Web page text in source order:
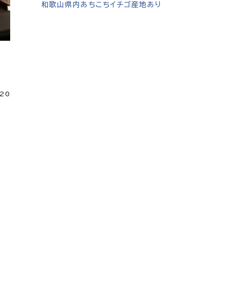
和歌山県内あちこちイチゴ産地あり